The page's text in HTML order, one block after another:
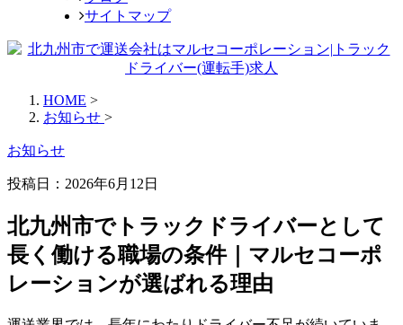
サイトマップ
HOME >
お知らせ >
お知らせ
投稿日：2026年6月12日
北九州市でトラックドライバーとして
長く働ける職場の条件｜マルセコーポ
レーションが選ばれる理由